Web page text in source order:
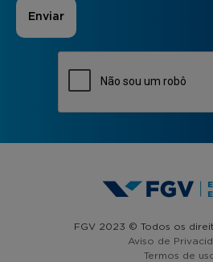
FGV 2023 © Todos os
Aviso de
Termos de